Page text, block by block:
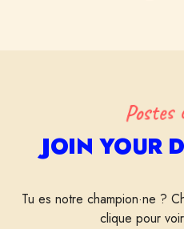
Postes
JOIN YOUR
Tu es notre champion·ne ?
clique pour